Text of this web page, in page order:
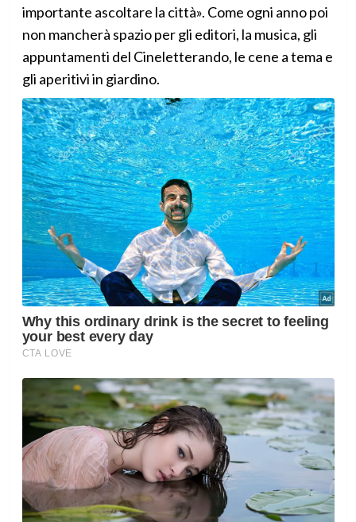
importante ascoltare la città». Come ogni anno poi
non mancherà spazio per gli editori, la musica, gli
appuntamenti del Cineletterando, le cene a tema e
gli aperitivi in giardino.